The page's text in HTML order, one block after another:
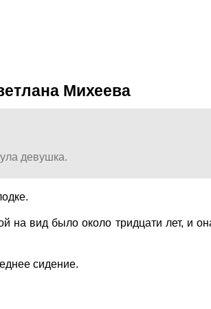
Михеева
девушка.
на вид было около тридцати лет, и
сидение.